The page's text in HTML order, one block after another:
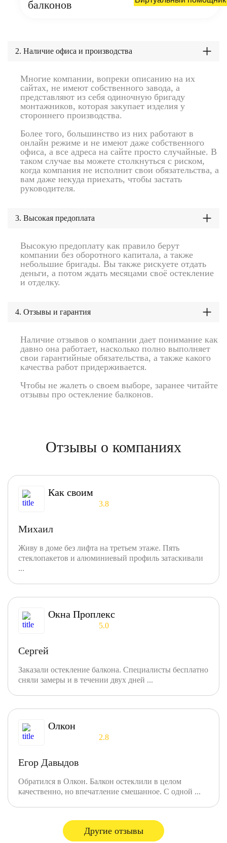
балконов
2. Наличие офиса и производства
Многие компании, вопреки описанию на их
сайтах, не имеют собственного завода, а
представляют из себя одиночную бригаду
монтажников, которая закупает изделия у
стороннего производства.
Более того, большинство из них работают в
онлайн режиме и не имеют даже собственного
офиса, а все адреса на сайте просто случайные. В
таком случае вы можете столкнуться с риском,
когда компания не исполнит свои обязательства, а
вам даже некуда приехать, чтобы застать
руководителя.
3. Высокая предоплата
Высокую предоплату как правило берут
компании без оборотного капитала, а также
небольшие бригады. Вы также рискуете отдать
деньги, а потом ждать месяцами своё остекление
и отделку.
4. Отзывы и гарантия
Наличие отзывов о компании дает понимание как
давно она работает, насколько полно выполняет
свои гарантийные обязательства, а также какого
качества работ придерживается.
Чтобы не жалеть о своем выборе, заранее читайте
отзывы про остекление балконов.
Отзывы о компаниях
Как своим
3.8
Михаил
Живу в доме без лифта на третьем этаже. Пять
стеклопакетов и алюминиевый профиль затаскивали
...
Окна Проплекс
5.0
Сергей
Заказали остекление балкона. Специалисты бесплатно
сняли замеры и в течении двух дней ...
Олкон
2.8
Егор Давыдов
Обратился в Олкон. Балкон остеклили в целом
качественно, но впечатление смешанное. С одной ...
Другие отзывы